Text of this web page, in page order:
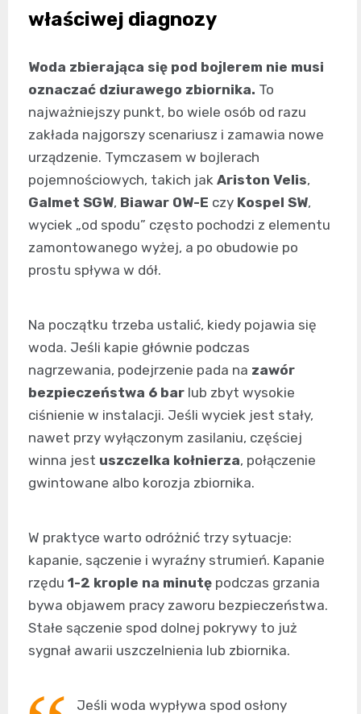
właściwej diagnozy
Woda zbierająca się pod bojlerem nie musi
oznaczać dziurawego zbiornika. To
najważniejszy punkt, bo wiele osób od razu
zakłada najgorszy scenariusz i zamawia nowe
urządzenie. Tymczasem w bojlerach
pojemnościowych, takich jak Ariston Velis,
Galmet SGW, Biawar OW-E czy Kospel SW,
wyciek „od spodu” często pochodzi z elementu
zamontowanego wyżej, a po obudowie po
prostu spływa w dół.
Na początku trzeba ustalić, kiedy pojawia się
woda. Jeśli kapie głównie podczas
nagrzewania, podejrzenie pada na zawór
bezpieczeństwa 6 bar lub zbyt wysokie
ciśnienie w instalacji. Jeśli wyciek jest stały,
nawet przy wyłączonym zasilaniu, częściej
winna jest uszczelka kołnierza, połączenie
gwintowane albo korozja zbiornika.
W praktyce warto odróżnić trzy sytuacje:
kapanie, sączenie i wyraźny strumień. Kapanie
rzędu 1-2 krople na minutę podczas grzania
bywa objawem pracy zaworu bezpieczeństwa.
Stałe sączenie spod dolnej pokrywy to już
sygnał awarii uszczelnienia lub zbiornika.
Jeśli woda wypływa spod osłony